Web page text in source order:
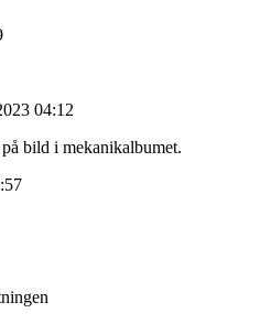
04:12
bild i mekanikalbumet.